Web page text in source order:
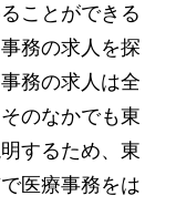
ことができる
務の求人を探
務の求人は全
のなかでも東
するため、東
医療事務をは